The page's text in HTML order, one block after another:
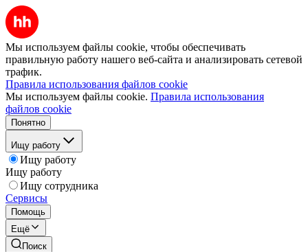
Мы используем файлы cookie, чтобы обеспечивать
правильную работу нашего веб-сайта и анализировать сетевой
трафик.
Правила использования файлов cookie
Мы используем файлы cookie. Правила использования
файлов cookie
Понятно
Ищу работу
Ищу работу
Ищу работу
Ищу сотрудника
Сервисы
Помощь
Ещё
Поиск